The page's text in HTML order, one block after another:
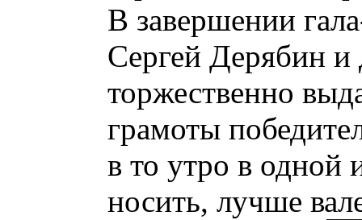
В завершении
Сергей Дерябин и
торжественно
грамоты
в то утро в одной
носить, лучше